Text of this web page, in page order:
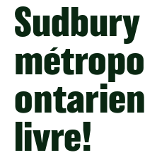
livre!